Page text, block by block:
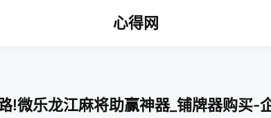
心得网
!微乐龙江麻将助赢神器_铺牌器购买-